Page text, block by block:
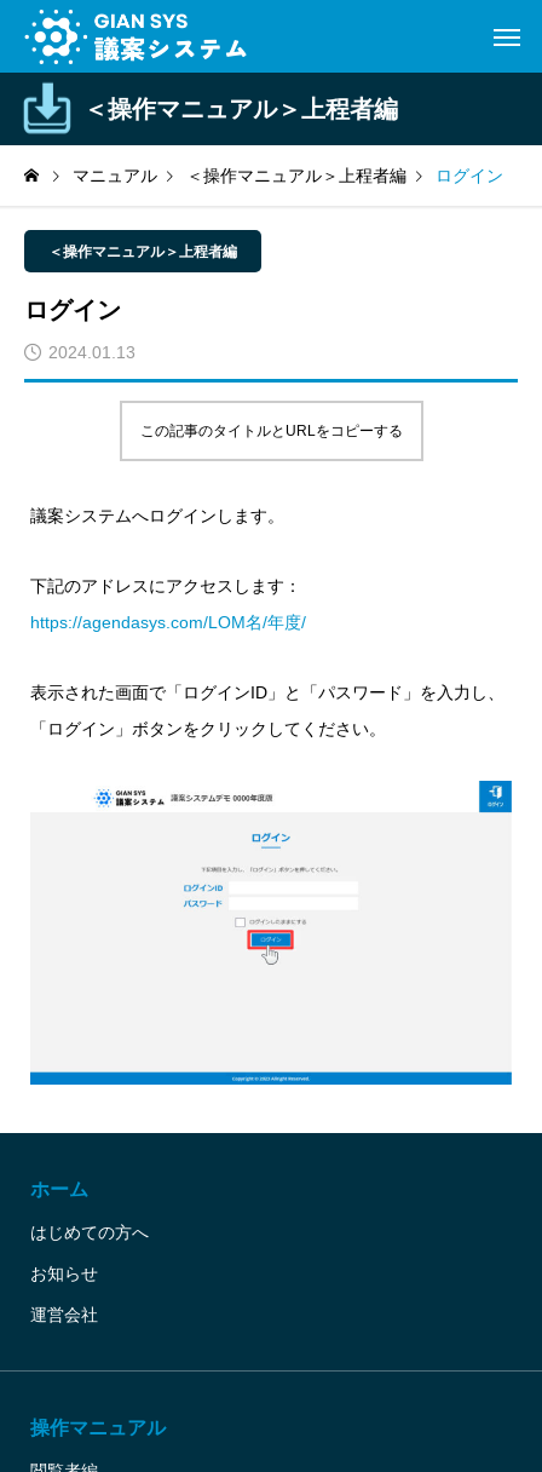
＜操作マニュアル＞上程者編
マニュアル ＜操作マニュアル＞上程者編 ログイン
＜操作マニュアル＞上程者編
ログイン
2024.01.13
この記事のタイトルとURLをコピーする
議案システムへログインします。
下記のアドレスにアクセスします：
https://agendasys.com/LOM名/年度/
表示された画面で「ログインID」と「パスワード」を入力し、
「ログイン」ボタンをクリックしてください。
ホーム
はじめての方へ
お知らせ
運営会社
操作マニュアル